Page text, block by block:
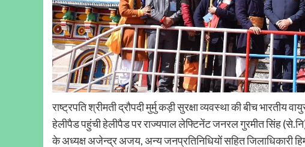
राष्ट्रपति श्रीमती द्रौपदी मुर्मु कड़ी सुरक्षा व्यवस्था की बीच
हेलीपैड पहुंची हेलीपैड पर राज्यपाल लेफ्टिनेंट जनरल गुरमीत सिंह
के अध्यक्ष अजेन्द्र अजय, अन्य जनप्रतिनिधियों सहित जिलाधिकारी